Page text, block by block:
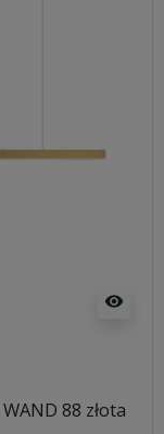
visibility
88 złota